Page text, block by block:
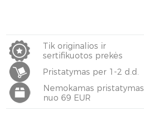
Tik originalios ir
sertifikuotos prekės
Pristatymas per 1-2 d.d.
Nemokamas pristatymas
nuo 69 EUR